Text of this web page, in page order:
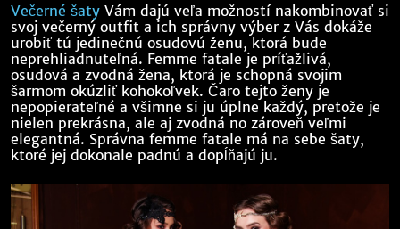
Večerné šaty Vám dajú veľa možností nakombinovať si
svoj večerný outfit a ich správny výber z Vás dokáže
urobiť tú jedinečnú osudovú ženu, ktorá bude
neprehliadnuteľná. Femme fatale je príťažlivá,
osudová a zvodná žena, ktorá je schopná svojim
šarmom okúzliť kohokoľvek. Čaro tejto ženy je
nepopierateľné a všimne si ju úplne každý, pretože je
nielen prekrásna, ale aj zvodná no zároveň veľmi
elegantná. Správna femme fatale má na sebe šaty,
ktoré jej dokonale padnú a dopĺňajú ju.